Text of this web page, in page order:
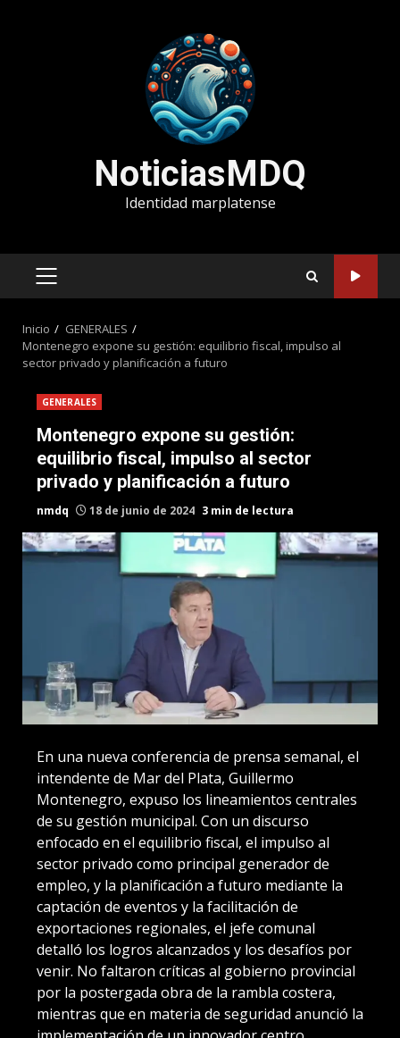
NoticiasMDQ
Identidad marplatense
MENÚ
Inicio
GENERALES
Montenegro expone su gestión: equilibrio fiscal, impulso al
sector privado y planificación a futuro
GENERALES
Montenegro expone su gestión:
equilibrio fiscal, impulso al sector
privado y planificación a futuro
nmdq 18 de junio de 2024 3 min de lectura
En una nueva conferencia de prensa semanal, el
intendente de Mar del Plata, Guillermo
Montenegro, expuso los lineamientos centrales
de su gestión municipal. Con un discurso
enfocado en el equilibrio fiscal, el impulso al
sector privado como principal generador de
empleo, y la planificación a futuro mediante la
captación de eventos y la facilitación de
exportaciones regionales, el jefe comunal
detalló los logros alcanzados y los desafíos por
venir. No faltaron críticas al gobierno provincial
por la postergada obra de la rambla costera,
mientras que en materia de seguridad anunció la